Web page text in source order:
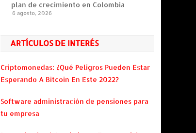
plan de crecimiento en Colombia
6 agosto, 2026
ARTÍCULOS DE INTERÉS
Criptomonedas: ¿Qué Peligros Pueden Estar
Esperando A Bitcoin En Este 2022?
Software administración de pensiones para
tu empresa